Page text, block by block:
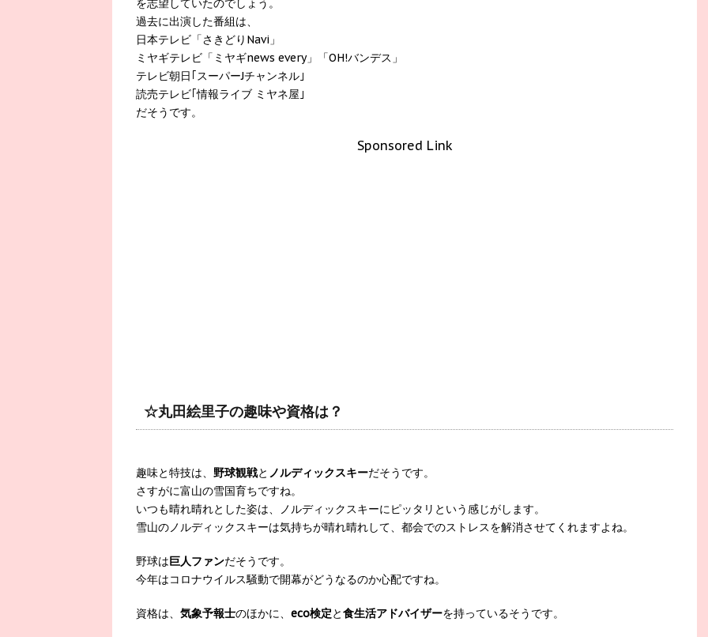
を志望していたのでしょう。
過去に出演した番組は、
日本テレビ「さきどりNavi」
ミヤギテレビ「ミヤギnews every」「OH!バンデス」
テレビ朝日｢スーパーJチャンネル｣
読売テレビ｢情報ライブ ミヤネ屋｣
だそうです。
Sponsored Link
☆丸田絵里子の趣味や資格は？
趣味と特技は、 野球観戦と ノルディックスキーだそうです。
さすがに富山の雪国育ちですね。
いつも晴れ晴れとした姿は、ノルディックスキーにピッタリという感じがします。
雪山のノルディックスキーは気持ちが晴れ晴れして、都会でのストレスを解消させてくれますよね。
野球は巨人ファンだそうです。
今年はコロナウイルス騒動で開幕がどうなるのか心配ですね。
資格は、 気象予報士のほかに、 eco検定と食生活アドバイザーを持っているそうです。